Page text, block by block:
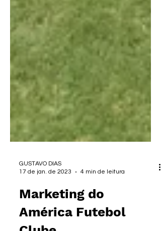
17 de jan. de 2023
4 min de leitura
Marketing do